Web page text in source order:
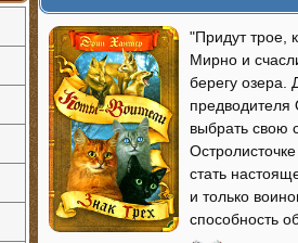
"Придут трое,
Мирно и
берегу озера.
предводителя
выбрать свою
стать
и только
способность